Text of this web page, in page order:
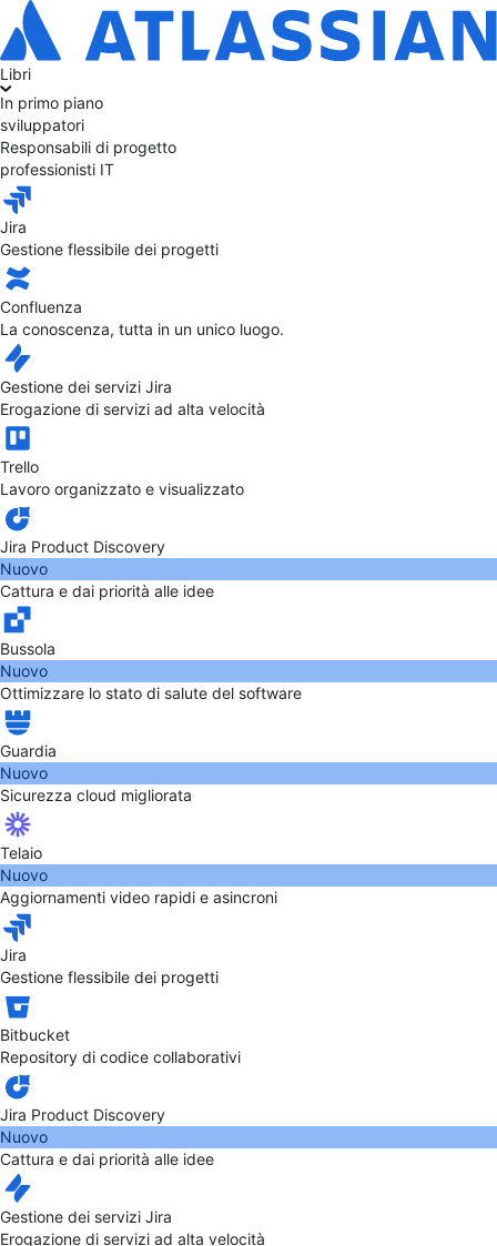
Libri
In primo piano
sviluppatori
Responsabili di progetto
professionisti IT
Jira
Gestione flessibile dei progetti
Confluenza
La conoscenza, tutta in un unico luogo.
Gestione dei servizi Jira
Erogazione di servizi ad alta velocità
Trello
Lavoro organizzato e visualizzato
Jira Product Discovery
Nuovo
Cattura e dai priorità alle idee
Bussola
Nuovo
Ottimizzare lo stato di salute del software
Guardia
Nuovo
Sicurezza cloud migliorata
Telaio
Nuovo
Aggiornamenti video rapidi e asincroni
Jira
Gestione flessibile dei progetti
Bitbucket
Repository di codice collaborativi
Jira Product Discovery
Nuovo
Cattura e dai priorità alle idee
Gestione dei servizi Jira
Erogazione di servizi ad alta velocità